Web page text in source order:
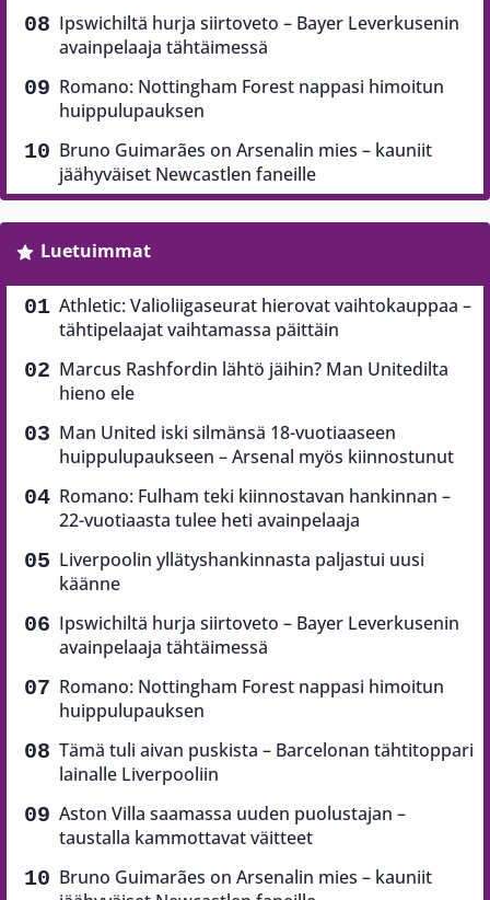
Ipswichiltä hurja siirtoveto – Bayer Leverkusenin
avainpelaaja tähtäimessä
Romano: Nottingham Forest nappasi himoitun
huippulupauksen
Bruno Guimarães on Arsenalin mies – kauniit
jäähyväiset Newcastlen faneille
Luetuimmat
Athletic: Valioliigaseurat hierovat vaihtokauppaa –
tähtipelaajat vaihtamassa päittäin
Marcus Rashfordin lähtö jäihin? Man Unitedilta
hieno ele
Man United iski silmänsä 18-vuotiaaseen
huippulupaukseen – Arsenal myös kiinnostunut
Romano: Fulham teki kiinnostavan hankinnan –
22-vuotiaasta tulee heti avainpelaaja
Liverpoolin yllätyshankinnasta paljastui uusi
käänne
Ipswichiltä hurja siirtoveto – Bayer Leverkusenin
avainpelaaja tähtäimessä
Romano: Nottingham Forest nappasi himoitun
huippulupauksen
Tämä tuli aivan puskista – Barcelonan tähtitoppari
lainalle Liverpooliin
Aston Villa saamassa uuden puolustajan –
taustalla kammottavat väitteet
Bruno Guimarães on Arsenalin mies – kauniit